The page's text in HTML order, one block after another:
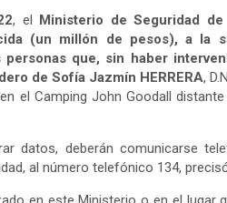
, el Ministerio de Seguridad
(un millón de pesos), a la
personas que, sin haber
de Sofía Jazmín HERRERA,
el Camping John Goodall
datos, deberán comunicarse
al número telefónico 134,